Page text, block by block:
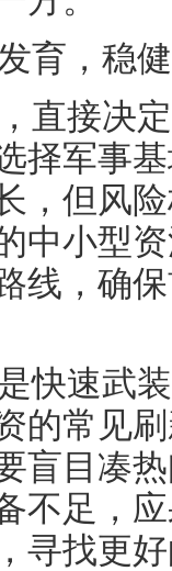
育，稳
直接决
择军事
，但风
中小型
线，确
快速武
的常见
盲目凑
不足，
寻找更